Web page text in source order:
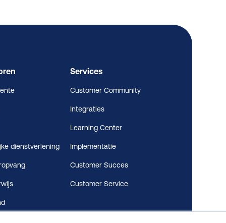
dienstverlening
Services
Customer Community
Integraties
Learning Center
Implementatie
Customer Succes
Customer Service